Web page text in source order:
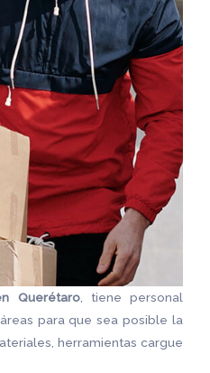
Querétaro, tiene personal
para que sea posible la
herramientas cargue